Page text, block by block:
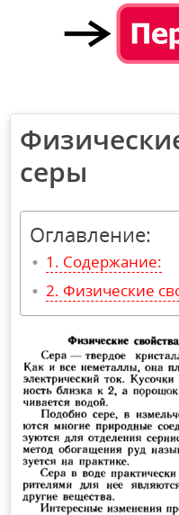
серы
Оглавление:
Содержание:
Физические